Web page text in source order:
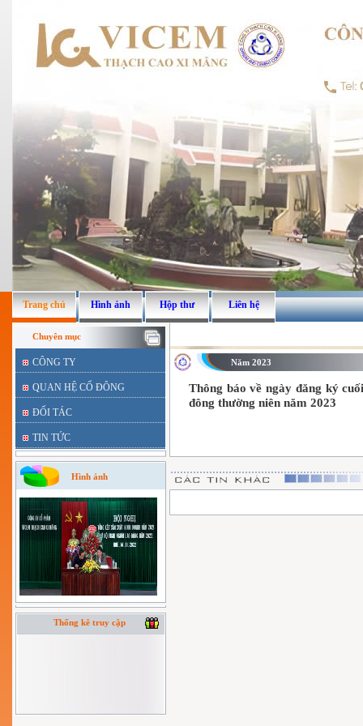
Trang chủ Hình ảnh Hộp thư Liên hệ
Chuyên mục
CÔNG TY
QUAN HỆ CỔ ĐÔNG
ĐỐI TÁC
TIN TỨC
Hình ảnh
Thống kê truy cập
Năm 2023
Thông báo về ngày đăng ký
đông thường niên năm 2023